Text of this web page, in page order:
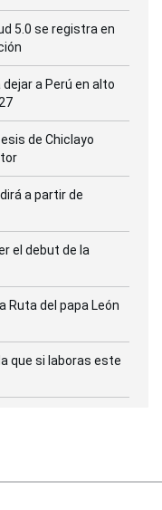
5.0 se registra en
a Perú en alto
de Chiclayo
a partir de
el debut de la
Ruta del papa León
que si laboras este